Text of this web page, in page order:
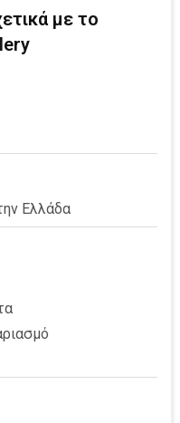
με το
Ελλάδα